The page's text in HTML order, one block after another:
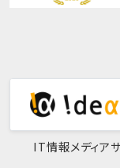
IT情報メディア